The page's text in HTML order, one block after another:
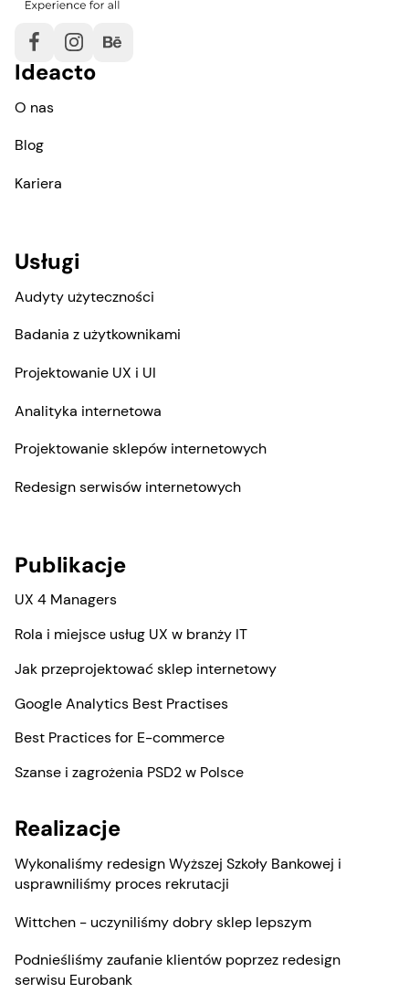
Ideacto
O nas
Blog
Kariera
Usługi
Audyty użyteczności
Badania z użytkownikami
Projektowanie UX i UI
Analityka internetowa
Projektowanie sklepów internetowych
Redesign serwisów internetowych
Publikacje
UX 4 Managers
Rola i miejsce usług UX w branży IT
Jak przeprojektować sklep internetowy
Google Analytics Best Practises
Best Practices for E-commerce
Szanse i zagrożenia PSD2 w Polsce
Realizacje
Wykonaliśmy redesign Wyższej Szkoły Bankowej i
usprawniliśmy proces rekrutacji
Wittchen - uczyniliśmy dobry sklep lepszym
Podnieśliśmy zaufanie klientów poprzez redesign
serwisu Eurobank